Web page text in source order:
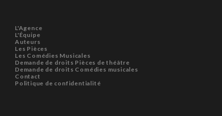
L'Agence
L'Équipe
Auteurs
Les Pièces
Les Comédies Musicales
Demande de droits Pièces de théâtre
Demande de droits Comédies musicales
Contact
Politique de confidentialité